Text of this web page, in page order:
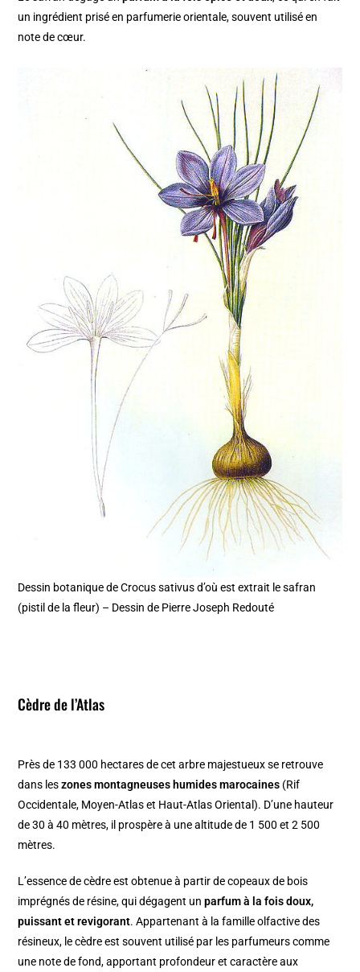
un ingrédient prisé en parfumerie orientale, souvent utilisé en
note de cœur.
Dessin botanique de Crocus sativus d’où est extrait le safran
(pistil de la fleur) – Dessin de Pierre Joseph Redouté
Cèdre de l’Atlas
Près de 133 000 hectares de cet arbre majestueux se retrouve
dans leszones montagneuses humides marocaines (Rif
Occidentale, Moyen-Atlas et Haut-Atlas Oriental). D’une hauteur
de 30 à 40 mètres, il prospère à une altitude de 1 500 et 2 500
mètres.
L’essence de cèdre est obtenue à partir de copeaux de bois
imprégnés de résine, qui dégagent unparfum à la fois doux,
puissant et revigorant. Appartenant à la famille olfactive des
résineux, le cèdre est souvent utilisé par les parfumeurs comme
une note de fond, apportant profondeur et caractère aux